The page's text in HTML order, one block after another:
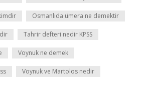
Osmanlıda ümera ne demektir
Tahrir defteri nedir KPSS
Voynuk ne demek
Voynuk ve Martolos nedir